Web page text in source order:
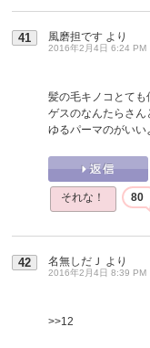
41 風磨担です より
2016年2月4日 6:24 PM
髪の毛キノコとても
ゲスのなんたらさん
ゆるパーマのがいい
それな！ 80
42 名無しだＪ より
2016年2月4日 8:39 PM
>>12